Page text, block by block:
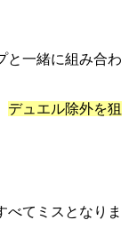
と一緒に組み合わ
デュエル除外を狙
べてミスとなりま